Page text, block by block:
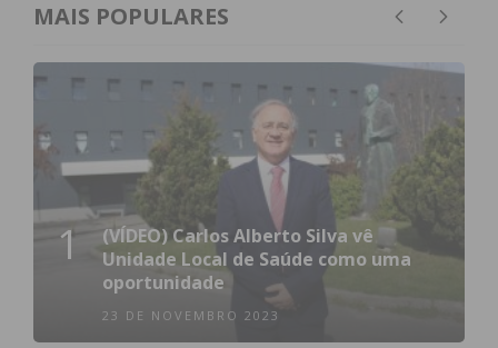
MAIS POPULARES
1
(VÍDEO) Carlos Alberto Silva vê
Unidade Local de Saúde como uma
oportunidade
23 DE NOVEMBRO 2023